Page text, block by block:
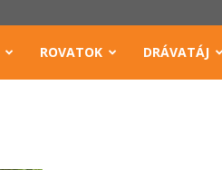
ROVATOK DRÁVATÁJ